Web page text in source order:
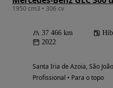
1950 cm3 • 306 cv
37 466 km
2022
Santa Iria de Azoia, São
Profissional • Para o topo